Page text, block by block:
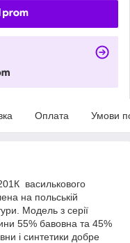
Оплата Умови
василькового
на польській
Модель з серії
55% бавовна та 45%
і синтетики добре